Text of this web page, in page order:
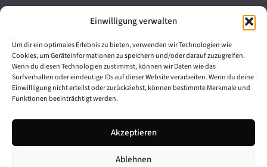
Einwilligung verwalten
Um dir ein optimales Erlebnis zu bieten, verwenden wir Technologien wie
Cookies, um Geräteinformationen zu speichern und/oder darauf zuzugreifen.
Wenn du diesen Technologien zustimmst, können wir Daten wie das
Surfverhalten oder eindeutige IDs auf dieser Website verarbeiten. Wenn du deine
Einwillligung nicht erteilst oder zurückziehst, können bestimmte Merkmale und
Funktionen beeinträchtigt werden.
Akzeptieren
Ablehnen
t
l
t
u
g
-
Cookie-Richtlinie (EU)
Barrierefreiheit